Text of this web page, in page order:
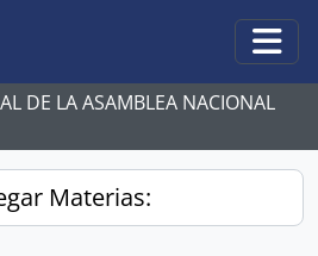
DE LA ASAMBLEA NACIONAL
Materias: